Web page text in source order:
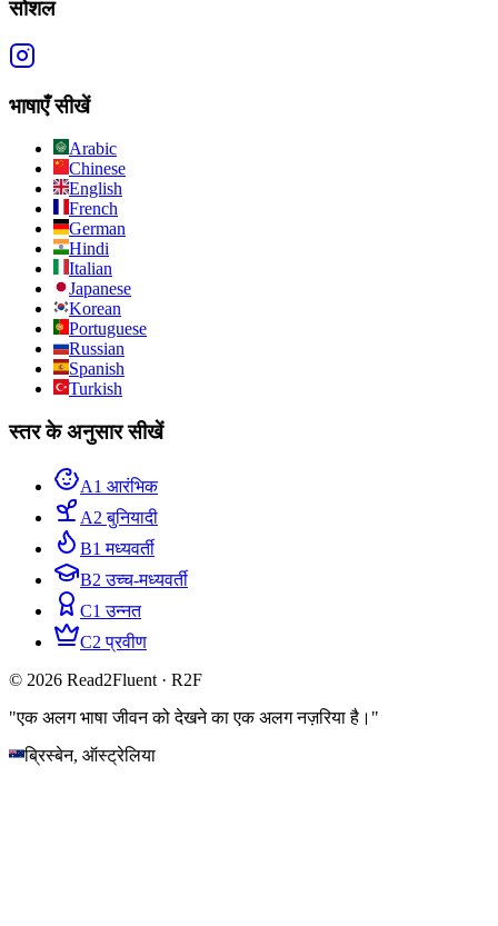
सोशल
भाषाएँ सीखें
Arabic
Chinese
English
French
German
Hindi
Italian
Japanese
Korean
Portuguese
Russian
Spanish
Turkish
स्तर के अनुसार सीखें
A1 आरंभिक
A2 बुनियादी
B1 मध्यवर्ती
B2 उच्च-मध्यवर्ती
C1 उन्नत
C2 प्रवीण
© 2026 Read2Fluent · R2F
"एक अलग भाषा जीवन को देखने का एक अलग नज़रिया है।"
ब्रिस्बेन, ऑस्ट्रेलिया